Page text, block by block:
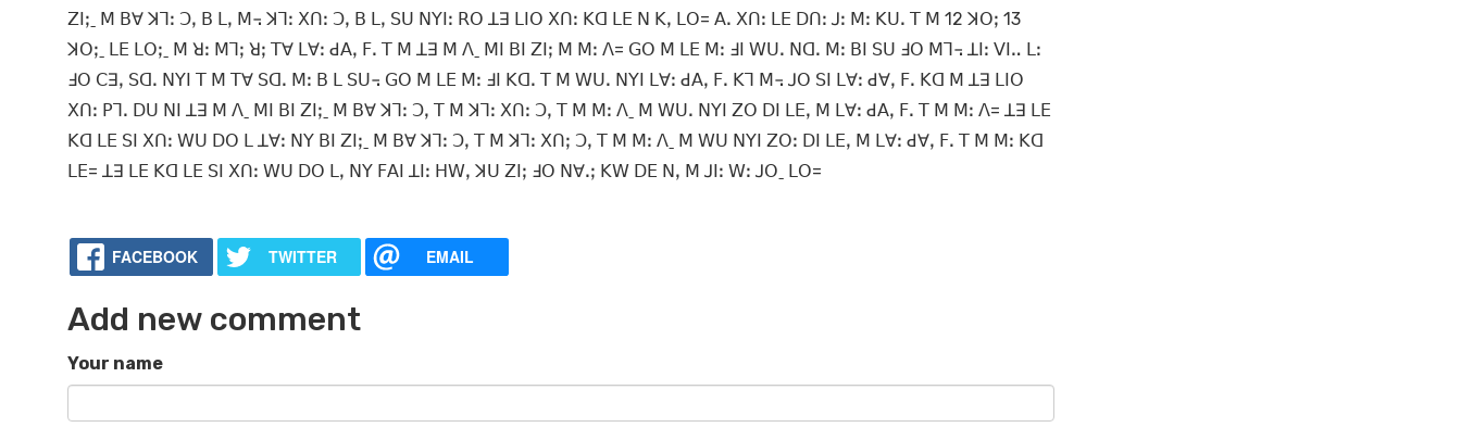
ꓜꓲꓼˍ ꓟ ꓐꓯ ꓘꓶꓽ ꓛꓹ ꓐ ꓡꓹ ꓟ꓾ ꓘꓶꓽ ꓫꓵꓽ ꓛꓹ ꓐ ꓡꓹ ꓢꓴ ꓠꓬꓲꓽ ꓣꓳ ꓕꓱ ꓡꓲꓳ ꓫꓵꓽ ꓗꓷ ꓡꓰ ꓠ ꓗꓹ ꓡꓳ= ꓮꓸ ꓫꓵꓽ ꓡꓰ ꓓꓵꓽ ꓙꓽ ꓟꓽ ꓗꓴꓸ ꓔ ꓟ 12 ꓘꓳꓼ 13
ꓘꓳꓼˍ ꓡꓰ ꓡꓳꓼˍ ꓟ ꓤꓽ ꓟꓶꓼ ꓤꓼ ꓔꓯ ꓡꓯꓽ ꓒꓮꓹ ꓝꓸ ꓔ ꓟ ꓕꓱ ꓟ ꓥˍ ꓟꓲ ꓐꓲ ꓜꓲꓼ ꓟ ꓟꓽ ꓥ= ꓖꓳ ꓟ ꓡꓰ ꓟꓽ ꓞꓲ ꓪꓴꓸ ꓠꓷꓸ ꓟꓽ ꓐꓲ ꓢꓴ ꓞꓳ ꓟꓶ꓾ ꓕꓲꓽ ꓦꓲꓺ ꓡꓽ
ꓞꓳ ꓚꓱꓹ ꓢꓷꓸ ꓠꓬꓲ ꓔ ꓟ ꓔꓯ ꓢꓷꓸ ꓟꓽ ꓐ ꓡ ꓢꓴ꓾ ꓖꓳ ꓟ ꓡꓰ ꓟꓽ ꓞꓲ ꓗꓷꓸ ꓔ ꓟ ꓪꓴꓸ ꓠꓬꓲ ꓡꓯꓽ ꓒꓮꓹ ꓝꓸ ꓗꓶ ꓟ꓾ ꓙꓳ ꓢꓲ ꓡꓯꓽ ꓒꓯꓹ ꓝꓸ ꓗꓷ ꓟ ꓕꓱ ꓡꓲꓳ
ꓫꓵꓽ ꓑꓶꓸ ꓓꓴ ꓠꓲ ꓕꓱ ꓟ ꓥˍ ꓟꓲ ꓐꓲ ꓜꓲꓼˍ ꓟ ꓐꓯ ꓘꓶꓽ ꓛꓹ ꓔ ꓟ ꓘꓶꓽ ꓫꓵꓽ ꓛꓹ ꓔ ꓟ ꓟꓽ ꓥˍ ꓟ ꓪꓴꓸ ꓠꓬꓲ ꓜꓳ ꓓꓲ ꓡꓰꓹ ꓟ ꓡꓯꓽ ꓒꓮꓹ ꓝꓸ ꓔ ꓟ ꓟꓽ ꓥ= ꓕꓱ ꓡꓰ
ꓗꓷ ꓡꓰ ꓢꓲ ꓫꓵꓽ ꓪꓴ ꓓꓳ ꓡ ꓕꓯꓽ ꓠꓬ ꓐꓲ ꓜꓲꓼˍ ꓟ ꓐꓯ ꓘꓶꓽ ꓛꓹ ꓔ ꓟ ꓘꓶꓽ ꓫꓵꓼ ꓛꓹ ꓔ ꓟ ꓟꓽ ꓥˍ ꓟ ꓪꓴ ꓠꓬꓲ ꓜꓳꓽ ꓓꓲ ꓡꓰꓹ ꓟ ꓡꓯꓽ ꓒꓯꓹ ꓝꓸ ꓔ ꓟ ꓟꓽ ꓗꓷ
ꓡꓰ= ꓕꓱ ꓡꓰ ꓗꓷ ꓡꓰ ꓢꓲ ꓫꓵꓽ ꓪꓴ ꓓꓳ ꓡꓹ ꓠꓬ ꓝꓮꓲ ꓕꓲꓽ ꓧꓪꓹ ꓘꓴ ꓜꓲꓼ ꓞꓳ ꓠꓯꓸꓼ ꓗꓪ ꓓꓰ ꓠꓹ ꓟ ꓙꓲꓽ ꓪꓽ ꓙꓳˍ ꓡꓳ=
FACEBOOK TWITTER EMAIL
Add new comment
Your name